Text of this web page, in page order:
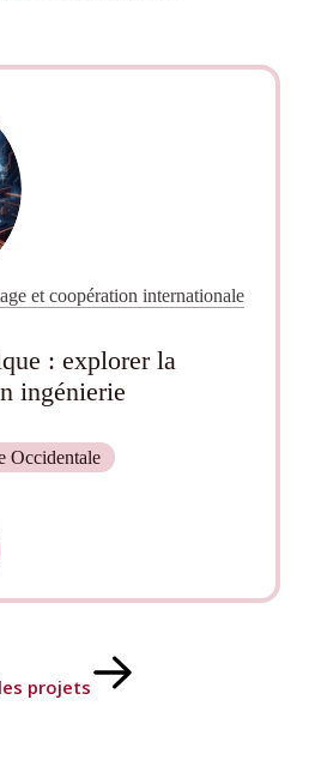
et coopération internationale
: explorer la
ingénierie
Occidentale
projets